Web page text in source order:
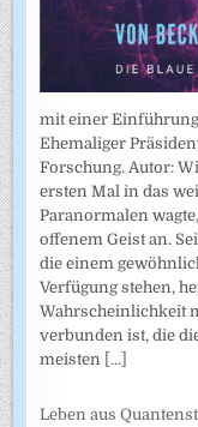
mit einer Einführung
Ehemaliger
Forschung. Autor:
ersten Mal in das
Paranormalen
offenem Geist an.
die einem
Verfügung stehen,
Wahrscheinlichkeit
verbunden ist, die
meisten [...]
Leben aus